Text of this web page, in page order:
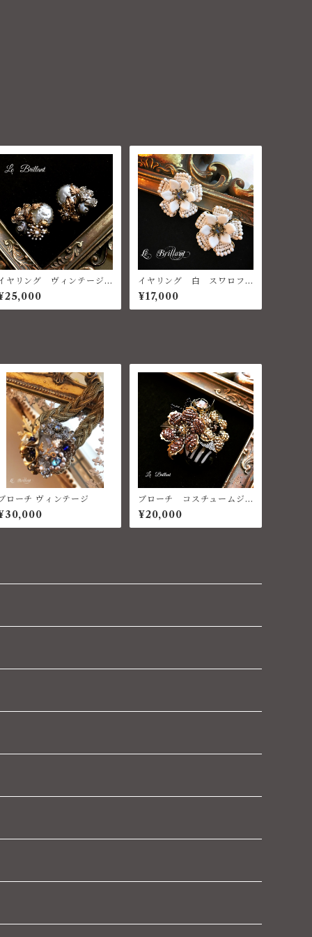
ヤリング ヴィンテージ
ール、ヴィンテージパー
、ベネチアングラス
イヤリング 白 スワロフ
スキー チェコ ハウライ
トターコイズ
¥17,000
ブローチ ヴィンテージ
ブローチ コスチュームジ
ュエリー ベネチアン
¥20,000